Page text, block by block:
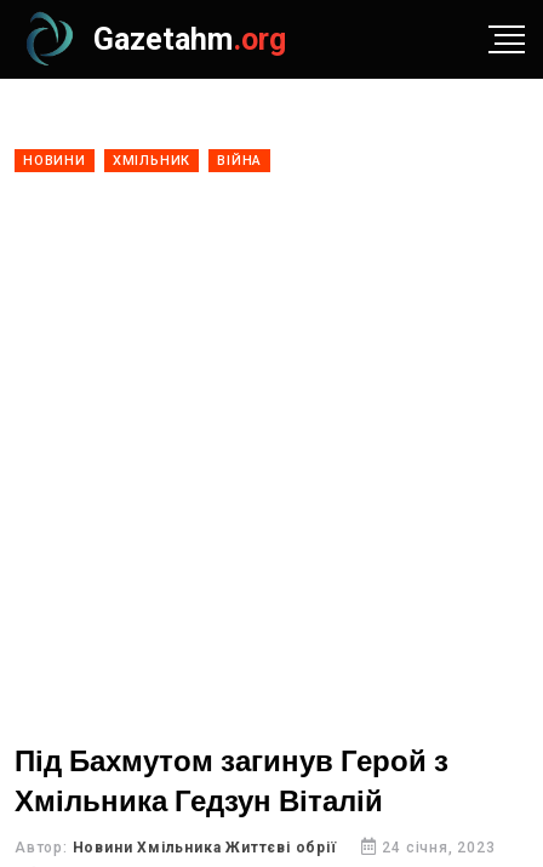
Gazetahm.org
НОВИНИ ХМІЛЬНИК ВІЙНА
Під Бахмутом загинув Герой з
Хмільника Гедзун Віталій
Автор: Новини Хмільника Життєві обрії
24 січня, 2023